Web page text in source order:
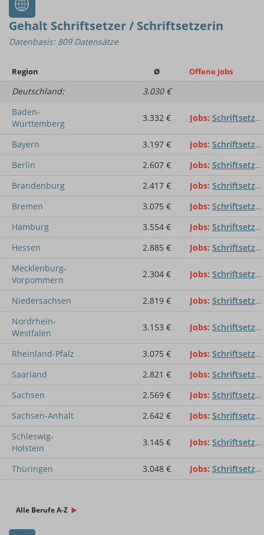
Gehalt Schriftsetzer / Schriftsetzerin
Datenbasis: 809 Datensätze
Region Ø Offene Jobs
Deutschland:
3.030 €
Baden-
Württemberg
3.332 € Jobs Schriftsetzer / Schriftsetzerin
Bayern 3.197 € Jobs Schriftsetzer / Schriftsetzerin
Berlin
2.607 € Jobs Schriftsetzer / Schriftsetzerin
Brandenburg
2.417 € Jobs Schriftsetzer / Schriftsetzerin
Bremen
3.075 € Jobs Schriftsetzer / Schriftsetzerin
Hamburg
3.554 € Jobs Schriftsetzer / Schriftsetzerin
Hessen
2.885 € Jobs Schriftsetzer / Schriftsetzerin
Mecklenburg-
Vorpommern
2.304 € Jobs Schriftsetzer / Schriftsetzerin
Niedersachsen 2.819 € Jobs Schriftsetzer / Schriftsetzerin
Nordrhein-
Westfalen
3.153 € Jobs Schriftsetzer / Schriftsetzerin
Rheinland-Pfalz 3.075 € Jobs Schriftsetzer / Schriftsetzerin
Saarland
2.821 € Jobs Schriftsetzer / Schriftsetzerin
Sachsen
2.569 € Jobs Schriftsetzer / Schriftsetzerin
Sachsen-Anhalt
2.642 € Jobs Schriftsetzer / Schriftsetzerin
Schleswig-
Holstein
3.145 € Jobs Schriftsetzer / Schriftsetzerin
Thüringen 3.048 € Jobs Schriftsetzer / Schriftsetzerin
Alle Berufe A-Z